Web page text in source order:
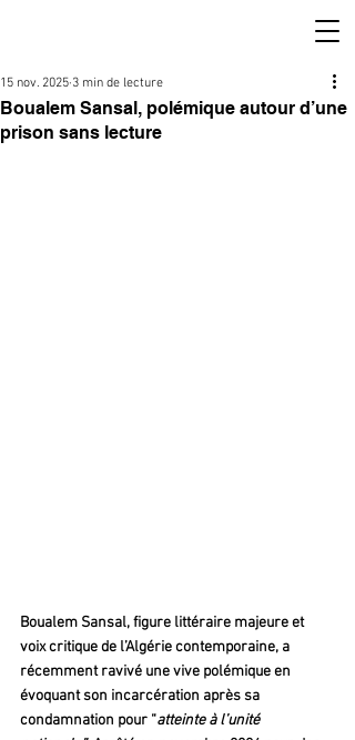
Boualem Sansal, polémique autour d’une
prison sans lecture
15 nov. 2025 3 min de lecture
Boualem Sansal, figure littéraire majeure et
voix critique de l’Algérie contemporaine, a
récemment ravivé une vive polémique en
évoquant son incarcération après sa
condamnation pour “atteinte à l’unité